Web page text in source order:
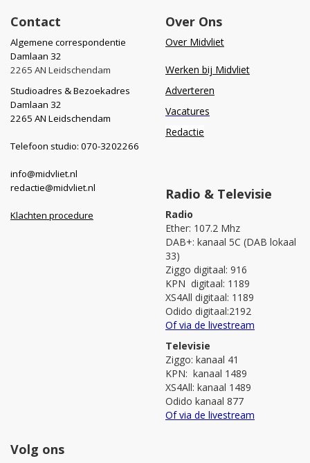
Contact
Algemene correspondentie
Damlaan 32
2265 AN Leidschendam
Studioadres & Bezoekadres
Damlaan 32
2265 AN Leidschendam
Telefoon studio: 070-3202266
info@midvliet.nl
redactie@midvliet.nl
Klachten procedure
Over Ons
Over Midvliet
Werken bij Midvliet
Adverteren
Vacatures
Redactie
Radio & Televisie
Radio
Ether: 107.2 Mhz
DAB+: kanaal 5C (DAB lokaal
33)
Ziggo digitaal: 916
KPN digitaal: 1189
XS4All digitaal: 1189
Odido digitaal:2192
Of via de livestream
Televisie
Ziggo: kanaal 41
KPN: kanaal 1489
XS4All: kanaal 1489
Odido kanaal 877
Of via de livestream
Volg ons